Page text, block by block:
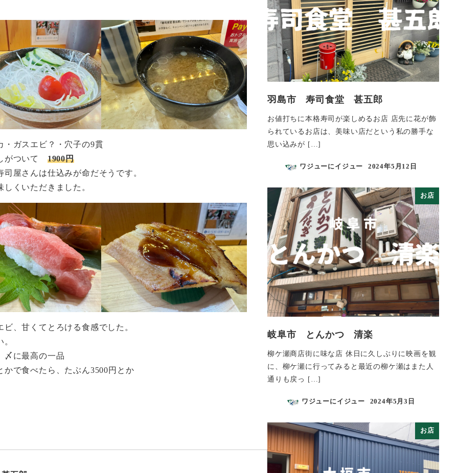
・ガスエビ？・穴子の9貫
がついて 1900円
屋さんは仕込みが命だそうです。
くいただきました。
、甘くてとろける食感でした。
に最高の一品
で食べたら、たぶん3500円とか
羽島市 寿司食堂 甚五郎
お値打ちに本格寿司が楽しめるお店 店先に花が飾
られているお店は、美味い店だという私の勝手な
思い込みが […]
ワジューにイジュー
投稿日
2024年5月12日
お店
岐阜市 とんかつ 清楽
柳ケ瀬商店街に味な店 休日に久しぶりに映画を観
に、柳ケ瀬に行ってみると最近の柳ケ瀬はまた人
通りも戻っ […]
ワジューにイジュー
投稿日
2024年5月3日
お店